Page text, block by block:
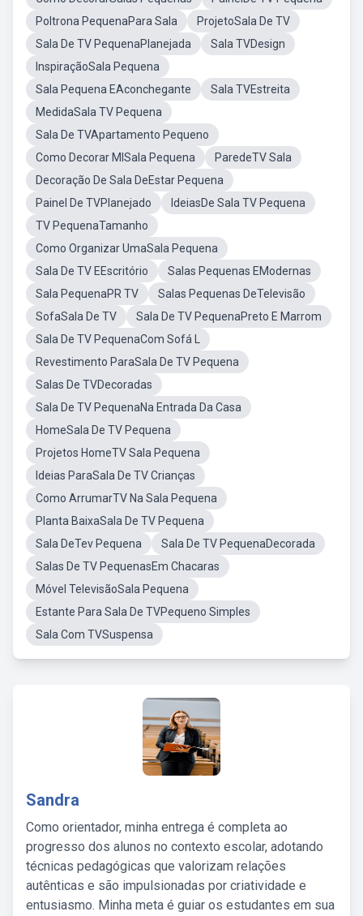
Poltrona PequenaPara Sala
ProjetoSala De TV
Sala De TV PequenaPlanejada
Sala TVDesign
InspiraçãoSala Pequena
Sala Pequena EAconchegante
Sala TVEstreita
MedidaSala TV Pequena
Sala De TVApartamento Pequeno
Como Decorar MISala Pequena
ParedeTV Sala
Decoração De Sala DeEstar Pequena
Painel De TVPlanejado
IdeiasDe Sala TV Pequena
TV PequenaTamanho
Como Organizar UmaSala Pequena
Sala De TV EEscritório
Salas Pequenas EModernas
Sala PequenaPR TV
Salas Pequenas DeTelevisão
SofaSala De TV
Sala De TV PequenaPreto E Marrom
Sala De TV PequenaCom Sofá L
Revestimento ParaSala De TV Pequena
Salas De TVDecoradas
Sala De TV PequenaNa Entrada Da Casa
HomeSala De TV Pequena
Projetos HomeTV Sala Pequena
Ideias ParaSala De TV Crianças
Como ArrumarTV Na Sala Pequena
Planta BaixaSala De TV Pequena
Sala DeTev Pequena
Sala De TV PequenaDecorada
Salas De TV PequenasEm Chacaras
Móvel TelevisãoSala Pequena
Estante Para Sala De TVPequeno Simples
Sala Com TVSuspensa
Sandra
Como orientador, minha entrega é completa ao
progresso dos alunos no contexto escolar, adotando
técnicas pedagógicas que valorizam relações
autênticas e são impulsionadas por criatividade e
entusiasmo. Minha meta é guiar os estudantes em sua